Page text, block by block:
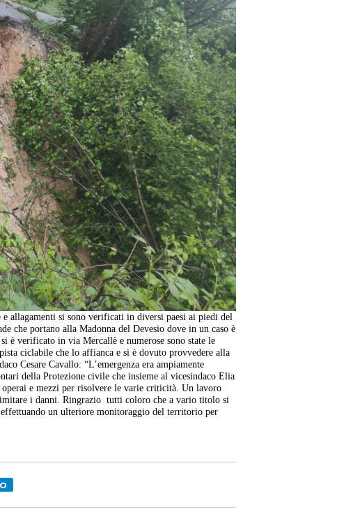
allagamenti si sono verificati in diversi paesi ai piedi del
che portano alla Madonna del Devesio dove in un caso è
è verificato in via Mercallè e numerose sono state le
ciclabile che lo affianca e si è dovuto provvedere alla
Cesare Cavallo: “L’emergenza era ampiamente
della Protezione civile che insieme al vicesindaco Elia
e mezzi per risolvere le varie criticità. Un lavoro
i danni. Ringrazio tutti coloro che a vario titolo si
un ulteriore monitoraggio del territorio per